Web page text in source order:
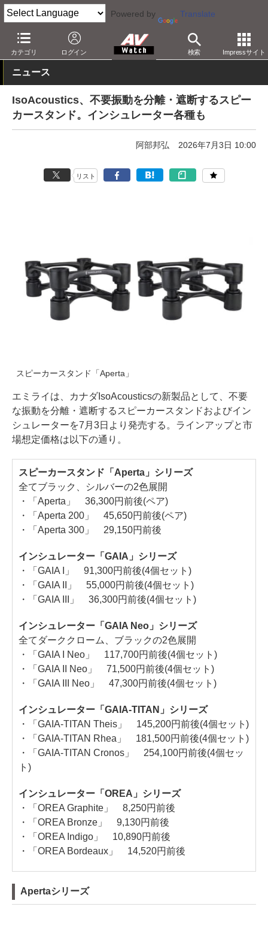
Powered by Translate
カテゴリ ログイン 検索 Impressサイト
AV Watch 製品 オーディオアクセサリ
ニュース
IsoAcoustics、不要振動を分離・遮断するスピー
カースタンド。インシュレーター各種も
阿部邦弘 2026年7月3日 10:00
リスト
スピーカースタンド「Aperta」
エミライは、カナダIsoAcousticsの新製品として、不要
な振動を分離・遮断するスピーカースタンドおよびイン
シュレーターを7月3日より発売する。ラインアップと市
場想定価格は以下の通り。
スピーカースタンド「Aperta」シリーズ
全てブラック、シルバーの2色展開
・「Aperta」 36,300円前後(ペア)
・「Aperta 200」 45,650円前後(ペア)
・「Aperta 300」 29,150円前後
インシュレーター「GAIA」シリーズ
・「GAIA I」 91,300円前後(4個セット)
・「GAIA II」 55,000円前後(4個セット)
・「GAIA III」 36,300円前後(4個セット)
インシュレーター「GAIA Neo」シリーズ
全てダーククローム、ブラックの2色展開
・「GAIA I Neo」 117,700円前後(4個セット)
・「GAIA II Neo」 71,500円前後(4個セット)
・「GAIA III Neo」 47,300円前後(4個セット)
インシュレーター「GAIA-TITAN」シリーズ
・「GAIA-TITAN Theis」 145,200円前後(4個セット)
・「GAIA-TITAN Rhea」 181,500円前後(4個セット)
・「GAIA-TITAN Cronos」 254,100円前後(4個セッ
ト)
インシュレーター「OREA」シリーズ
・「OREA Graphite」 8,250円前後
・「OREA Bronze」 9,130円前後
・「OREA Indigo」 10,890円前後
・「OREA Bordeaux」 14,520円前後
Apertaシリーズ